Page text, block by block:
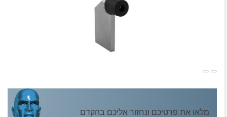
מלאו את פרטיכם ונחזור אליכם בהקדם